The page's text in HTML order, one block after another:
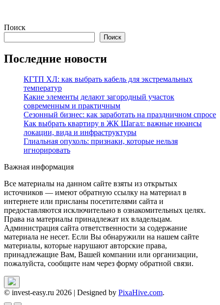
Поиск
Поиск
Последние новости
КГТП ХЛ: как выбрать кабель для экстремальных
температур
Какие элементы делают загородный участок
современным и практичным
Сезонный бизнес: как заработать на праздничном спросе
Как выбрать квартиру в ЖК Шагал: важные нюансы
локации, вида и инфраструктуры
Глиальная опухоль: признаки, которые нельзя
игнорировать
Важная информация
Все материалы на данном сайте взяты из открытых
источников — имеют обратную ссылку на материал в
интернете или присланы посетителями сайта и
предоставляются исключительно в ознакомительных целях.
Права на материалы принадлежат их владельцам.
Администрация сайта ответственности за содержание
материала не несет. Если Вы обнаружили на нашем сайте
материалы, которые нарушают авторские права,
принадлежащие Вам, Вашей компании или организации,
пожалуйста, сообщите нам через форму обратной связи.
© invest-easy.ru 2026 | Designed by PixaHive.com.